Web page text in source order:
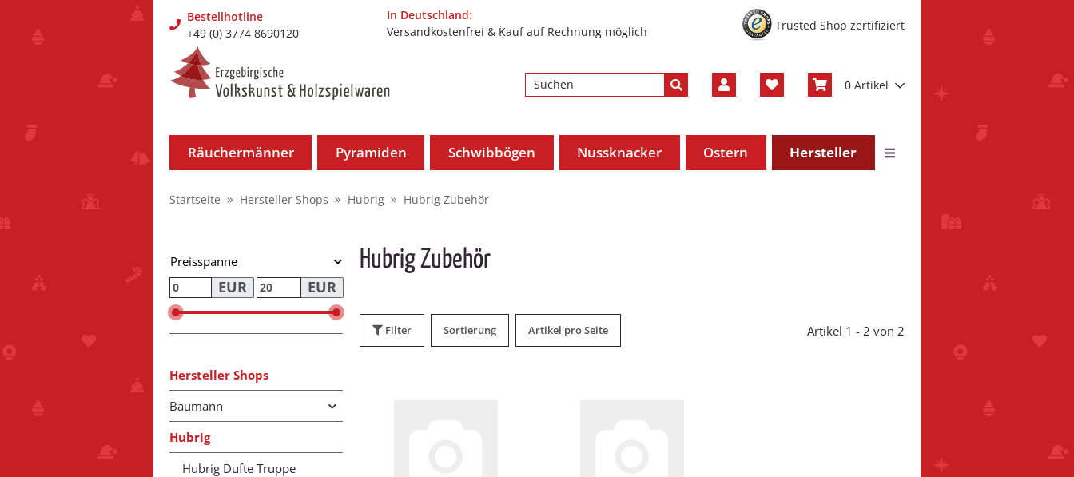
Bestellhotline
+49 (0) 3774 8690120
In Deutschland:
Versandkostenfrei & Kauf auf Rechnung möglich
Trusted Shop zertifiziert
0 Artikel
Räuchermänner Pyramiden Schwibbögen Nussknacker Ostern Hersteller
Startseite Hersteller Shops Hubrig Hubrig Zubehör
Hubrig Zubehör
Filter Sortierung Artikel pro Seite Artikel 1 - 2 von 2
Preisspanne
EUR EUR
Hersteller Shops
Baumann
Hubrig
Hubrig Dufte Truppe